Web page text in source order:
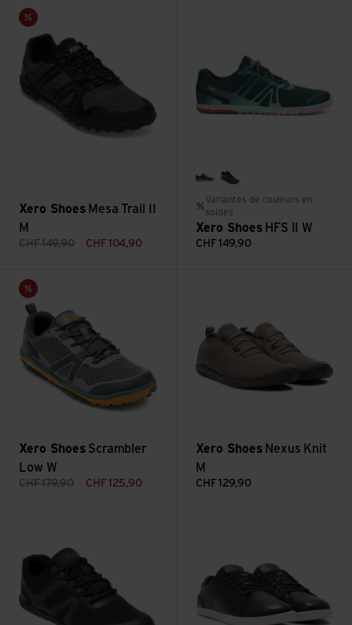
Vente
Xero Shoes Mesa Trail II
M
CHF149,90 CHF 104,90
Voir Mesa Trail II M
sea moss/pink-a-boo
black/frost gray
Variantes de couleurs en
soldes
Xero Shoes HFS II W
CHF 149,90
Vente
Xero Shoes Scrambler
Low W
CHF179,90 CHF 125,90
Voir Scrambler Low W
Xero Shoes Nexus Knit
M
CHF 129,90